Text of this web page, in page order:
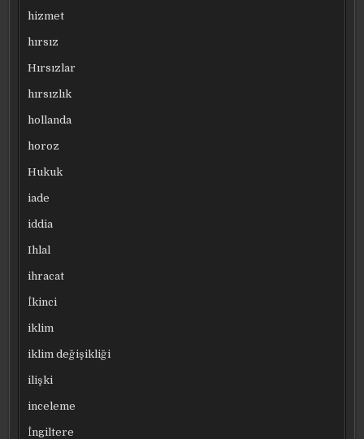
hizmet
hırsız
Hırsızlar
hırsızlık
hollanda
horoz
Hukuk
iade
iddia
Ihlal
ihracat
İkinci
iklim
iklim değişikliği
ilişki
inceleme
İngiltere